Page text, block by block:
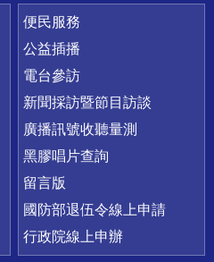
便民服務
公益插播
電台參訪
新聞採訪暨節目訪談
廣播訊號收聽量測
黑膠唱片查詢
留言版
國防部退伍令線上申請
行政院線上申辦